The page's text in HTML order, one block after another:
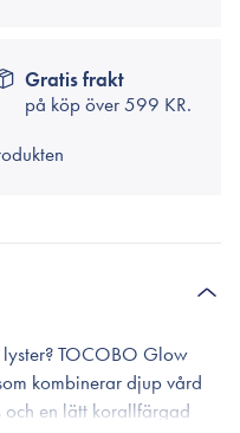
Gratis frakt
på köp över599 KR.
TOCOBO Glow
kombinerar djup vård
och en lätt korallfärgad